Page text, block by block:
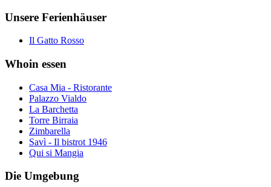
Unsere Ferienhäuser
Il Gatto Rosso
Whoin essen
Casa Mia - Ristorante
Palazzo Vialdo
La Barchetta
Torre Birraia
Zimbarella
Savì - Il bistrot 1946
Qui si Mangia
Die Umgebung